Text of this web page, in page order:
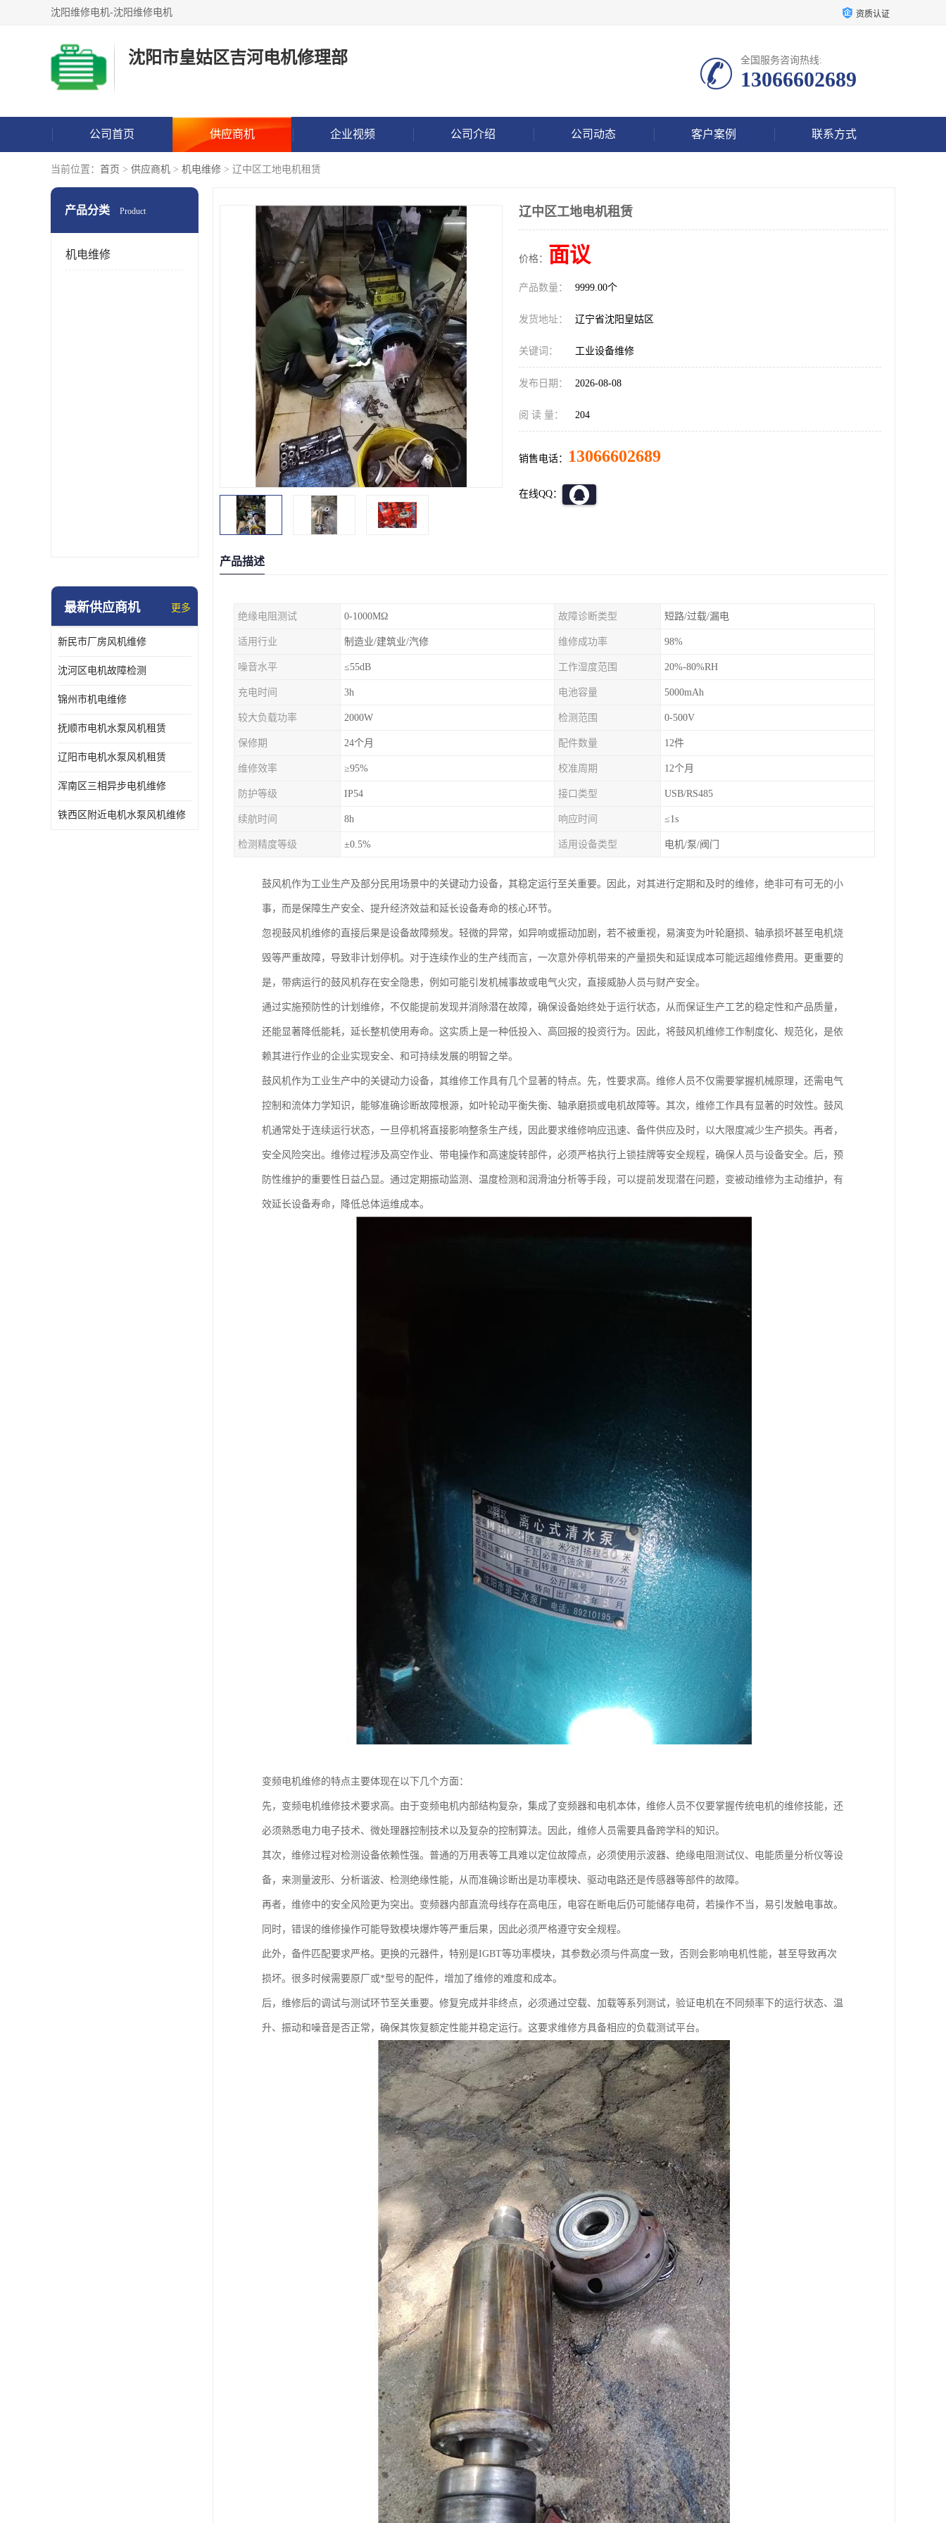
沈阳维修电机-沈阳维修电机 资质认证
沈阳市皇姑区吉河电机修理部 全国服务咨询热线:
13066602689
公司首页 供应商机 企业视频 公司介绍 公司动态 客户案例 联系方式
当前位置： 首页 > 供应商机 > 机电维修 > 辽中区工地电机租赁
产品分类 Product
机电维修
最新供应商机 更多
新民市厂房风机维修
沈河区电机故障检测
锦州市机电维修
抚顺市电机水泵风机租赁
辽阳市电机水泵风机租赁
浑南区三相异步电机维修
铁西区附近电机水泵风机维修
辽中区工地电机租赁
价格： 面议
产品数量： 9999.00个
发货地址： 辽宁省沈阳皇姑区
关键词： 工业设备维修
发布日期： 2026-08-08
阅 读 量： 204
销售电话： 13066602689
在线QQ：
产品描述
绝缘电阻测试 0-1000MΩ 故障诊断类型 短路/过载/漏电
适用行业 制造业/建筑业/汽修 维修成功率 98%
噪音水平 ≤55dB 工作湿度范围 20%-80%RH
充电时间 3h 电池容量 5000mAh
较大负载功率 2000W 检测范围 0-500V
保修期 24个月 配件数量 12件
维修效率 ≥95% 校准周期 12个月
防护等级 IP54 接口类型 USB/RS485
续航时间 8h 响应时间 ≤1s
检测精度等级 ±0.5% 适用设备类型 电机/泵/阀门
鼓风机作为工业生产及部分民用场景中的关键动力设备，其稳定运行至关重要。因此，对其进行定期和及时的维修，绝非可有可无的小
事，而是保障生产安全、提升经济效益和延长设备寿命的核心环节。
忽视鼓风机维修的直接后果是设备故障频发。轻微的异常，如异响或振动加剧，若不被重视，易演变为叶轮磨损、轴承损坏甚至电机烧
毁等严重故障，导致非计划停机。对于连续作业的生产线而言，一次意外停机带来的产量损失和延误成本可能远超维修费用。更重要的
是，带病运行的鼓风机存在安全隐患，例如可能引发机械事故或电气火灾，直接威胁人员与财产安全。
通过实施预防性的计划维修，不仅能提前发现并消除潜在故障，确保设备始终处于运行状态，从而保证生产工艺的稳定性和产品质量，
还能显著降低能耗，延长整机使用寿命。这实质上是一种低投入、高回报的投资行为。因此，将鼓风机维修工作制度化、规范化，是依
赖其进行作业的企业实现安全、和可持续发展的明智之举。
鼓风机作为工业生产中的关键动力设备，其维修工作具有几个显著的特点。先，性要求高。维修人员不仅需要掌握机械原理，还需电气
控制和流体力学知识，能够准确诊断故障根源，如叶轮动平衡失衡、轴承磨损或电机故障等。其次，维修工作具有显著的时效性。鼓风
机通常处于连续运行状态，一旦停机将直接影响整条生产线，因此要求维修响应迅速、备件供应及时，以大限度减少生产损失。再者，
安全风险突出。维修过程涉及高空作业、带电操作和高速旋转部件，必须严格执行上锁挂牌等安全规程，确保人员与设备安全。后，预
防性维护的重要性日益凸显。通过定期振动监测、温度检测和润滑油分析等手段，可以提前发现潜在问题，变被动维修为主动维护，有
效延长设备寿命，降低总体运维成本。
变频电机维修的特点主要体现在以下几个方面：
先，变频电机维修技术要求高。由于变频电机内部结构复杂，集成了变频器和电机本体，维修人员不仅要掌握传统电机的维修技能，还
必须熟悉电力电子技术、微处理器控制技术以及复杂的控制算法。因此，维修人员需要具备跨学科的知识。
其次，维修过程对检测设备依赖性强。普通的万用表等工具难以定位故障点，必须使用示波器、绝缘电阻测试仪、电能质量分析仪等设
备，来测量波形、分析谐波、检测绝缘性能，从而准确诊断出是功率模块、驱动电路还是传感器等部件的故障。
再者，维修中的安全风险更为突出。变频器内部直流母线存在高电压，电容在断电后仍可能储存电荷，若操作不当，易引发触电事故。
同时，错误的维修操作可能导致模块爆炸等严重后果，因此必须严格遵守安全规程。
此外，备件匹配要求严格。更换的元器件，特别是IGBT等功率模块，其参数必须与件高度一致，否则会影响电机性能，甚至导致再次
损坏。很多时候需要原厂或*型号的配件，增加了维修的难度和成本。
后，维修后的调试与测试环节至关重要。修复完成并非终点，必须通过空载、加载等系列测试，验证电机在不同频率下的运行状态、温
升、振动和噪音是否正常，确保其恢复额定性能并稳定运行。这要求维修方具备相应的负载测试平台。